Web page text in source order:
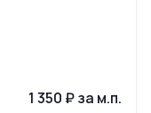
1 350 ₽ за м.п.